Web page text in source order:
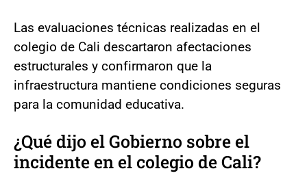
Las evaluaciones técnicas realizadas en el
colegio de Cali descartaron afectaciones
estructurales y confirmaron que la
infraestructura mantiene condiciones seguras
para la comunidad educativa.
¿Qué dijo el Gobierno sobre el
incidente en el colegio de Cali?